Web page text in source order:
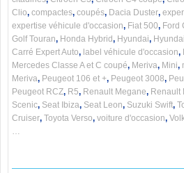
Clio, compactes, coupés, Dacia Duster,
expertise véhicule d'occasion, Fiat 500, Ford
Golf Touran, Honda Hybrid, Hyundai,
Carré Expert Auto, label véhicule d'occasion,
Mercedes Classe A et C coupé, Meriva, Mini,
Meriva, Peugeot 106 et +, Peugeot 3008,
Peugeot RCZ, R5, Renault Megane, Renault
Scenic, Seat Ibiza, Seat Leon, Suzuki Swift,
Cruiser, Toyota Verso, voiture d'occasion,
…